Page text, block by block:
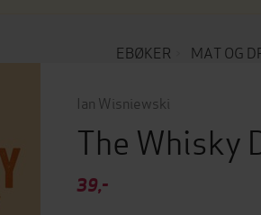
EBØKER MAT OG
Ian Wisniewski
The Whisky
39,-